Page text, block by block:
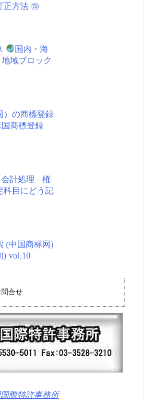
正方法 ㊞
国内・海
域ブロック
）の商標登録
国商標登録
計処理 - 権
科目にどう記
(中国商标网)
) vol.10
合せ
際特許事務所